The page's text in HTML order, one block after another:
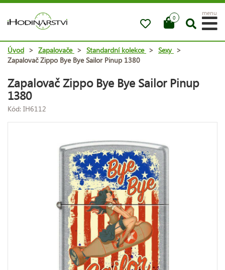
0
menu
Úvod > Zapalovače > Standardní kolekce > Sexy >
Zapalovač Zippo Bye Bye Sailor Pinup 1380
Zapalovač Zippo Bye Bye Sailor Pinup
1380
Kód: IH6112